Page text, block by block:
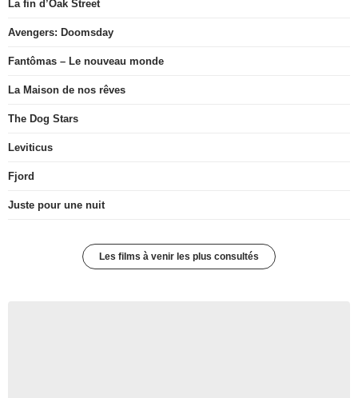
La fin d’Oak Street
Avengers: Doomsday
Fantômas – Le nouveau monde
La Maison de nos rêves
The Dog Stars
Leviticus
Fjord
Juste pour une nuit
Les films à venir les plus consultés